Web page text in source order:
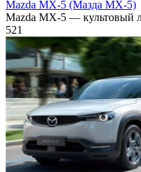
Mazda MX-5 (Мазда МХ-5)
Mazda MX-5 — культовый
521